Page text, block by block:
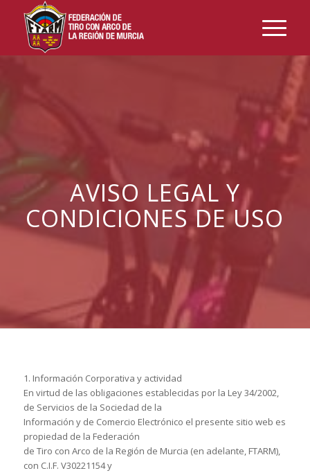
AVISO LEGAL Y
CONDICIONES DE USO
1. Información Corporativa y actividad
En virtud de las obligaciones establecidas por la Ley 34/2002,
de Servicios de la Sociedad de la
Información y de Comercio Electrónico el presente sitio web es
propiedad de la Federación
de Tiro con Arco de la Región de Murcia (en adelante, FTARM),
con C.I.F. V30221154 y